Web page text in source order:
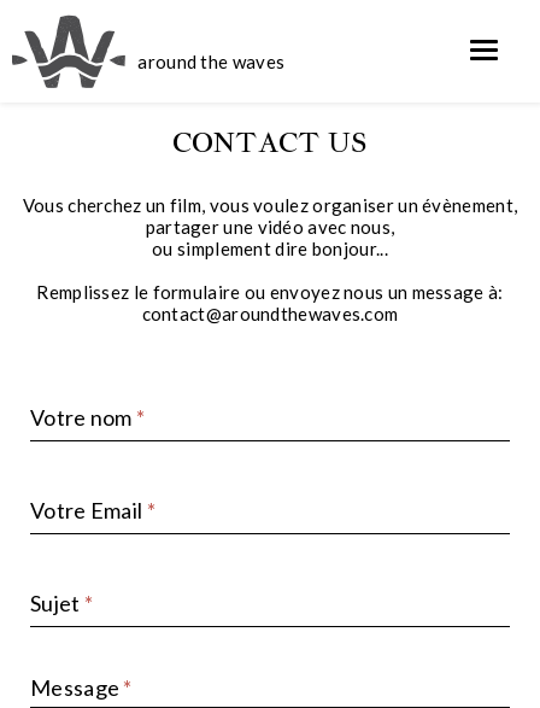
around the waves
CONTACT US
Vous cherchez un film, vous voulez organiser un évènement,
partager une vidéo avec nous,
ou simplement dire bonjour...
Remplissez le formulaire ou envoyez nous un message à:
contact@aroundthewaves.com
Votre nom
Votre Email
Sujet
Message